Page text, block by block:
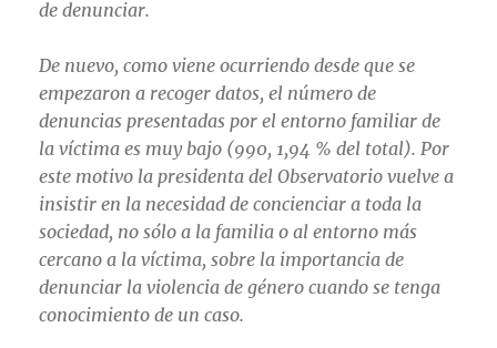
de denunciar.
De nuevo, como viene ocurriendo desde que se
empezaron a recoger datos, el número de
denuncias presentadas por el entorno familiar de
la víctima es muy bajo (990, 1,94 % del total). Por
este motivo la presidenta del Observatorio vuelve a
insistir en la necesidad de concienciar a toda la
sociedad, no sólo a la familia o al entorno más
cercano a la víctima, sobre la importancia de
denunciar la violencia de género cuando se tenga
conocimiento de un caso.